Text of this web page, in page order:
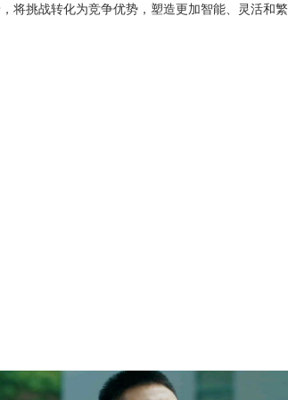
将挑战转化为竞争优势，塑造更加智能、灵活和